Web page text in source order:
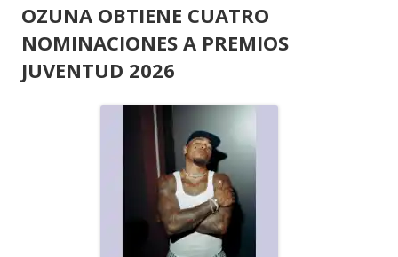
OZUNA OBTIENE CUATRO
NOMINACIONES A PREMIOS
JUVENTUD 2026